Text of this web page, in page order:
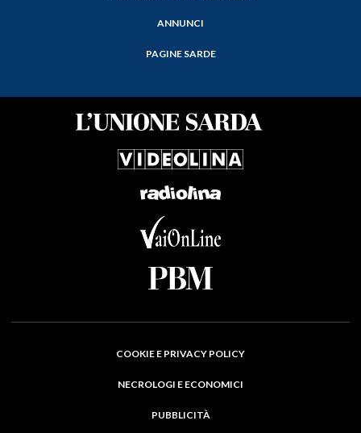
ANNUNCI
PAGINE SARDE
COOKIE E PRIVACY POLICY
NECROLOGI E ECONOMICI
PUBBLICITÀ